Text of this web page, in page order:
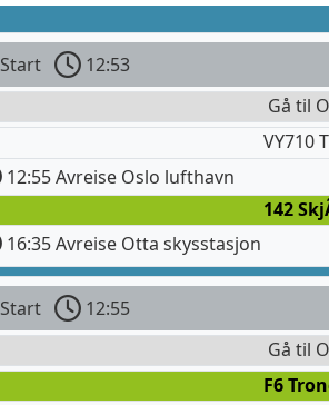
Start 12:53
Gå til
VY710
12:55 Avreise Oslo lufthavn
142
16:35 Avreise Otta skysstasjon
Start 12:55
Gå til
F6